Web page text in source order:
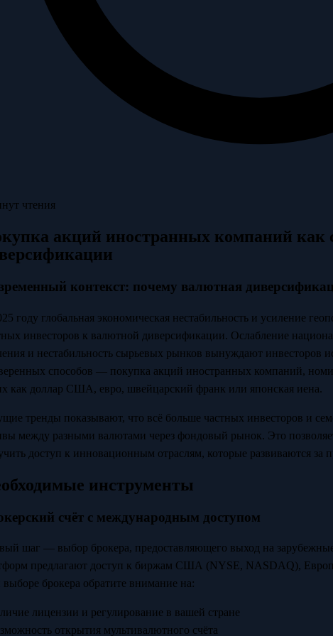
чтения
акций иностранных компаний как
контекст: почему валютная
году глобальная экономическая нестабильность и усиление
инвесторов к валютной диверсификации. Ослабление
и нестабильность сырьевых рынков вынуждают инвесторов
способов — покупка акций иностранных компаний,
как доллар США, евро, швейцарский франк или японская иена.
тренды показывают, что всё больше частных инвесторов и
между разными валютами через фондовый рынок. Это
доступ к инновационным отраслям, которые развиваются
инструменты
счёт с международным доступом
шаг — выбор брокера, предоставляющего выход на
предлагают доступ к биржам США (NYSE, NASDAQ),
брокера обратите внимание на:
лицензии и регулирование в вашей стране
открытия мультивалютного счёта